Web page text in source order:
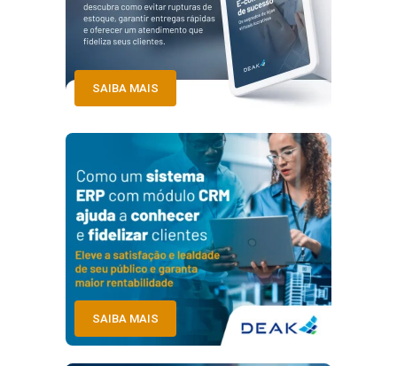
SAIBA MAIS
SAIBA MAIS